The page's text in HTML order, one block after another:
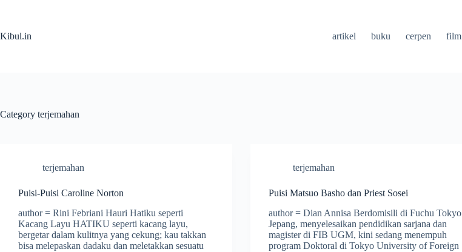
Kibul.in
artikel buku cerpen film
Category terjemahan
terjemahan
Puisi-Puisi Caroline Norton
author = Rini Febriani Hauri Hatiku seperti
Kacang Layu HATIKU seperti kacang layu,
bergetar dalam kulitnya yang cekung; kau takkan
bisa melepaskan dadaku dan meletakkan sesuatu
terjemahan
Puisi Matsuo Basho dan Priest Sosei
author = Dian Annisa Berdomisili di Fuchu Tokyo
Jepang, menyelesaikan pendidikan sarjana dan
magister di FIB UGM, kini sedang menempuh
program Doktoral di Tokyo University of Foreign